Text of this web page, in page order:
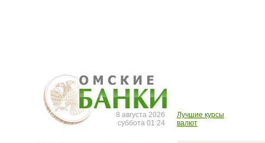
8 августа 2026
суббота 01:24
Лучшие курсы
валют